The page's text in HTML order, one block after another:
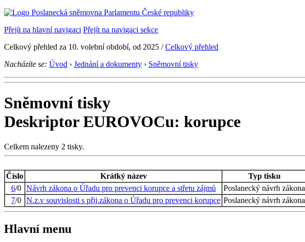
Přejít na hlavní navigaci Přejít na navigaci sekce
Celkový přehled za 10. volební období, od 2025 /Celkový přehled
Nacházíte se: Úvod › Jednání a dokumenty › Sněmovní tisky
Sněmovní tisky
Deskriptor EUROVOCu: korupce
Celkem nalezeny 2 tisky.
Číslo Krátký název Typ tisku
6/0 Návrh zákona o Úřadu pro prevenci korupce a střetu zájmů Poslanecký návrh zákona
7/0 N.z.v souvislosti s přij.zákona o Úřadu pro prevenci korupce Poslanecký návrh zákona
Hlavní menu